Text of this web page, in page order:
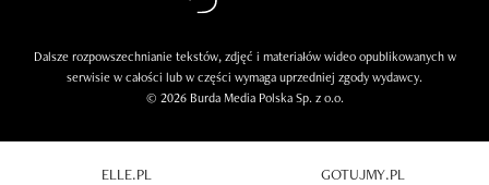
Dalsze rozpowszechnianie tekstów, zdjęć i materiałów wideo opublikowanych w
serwisie w całości lub w części wymaga uprzedniej zgody wydawcy.
© 2026 Burda Media Polska Sp. z o.o.
ELLE.PL
GOTUJMY.PL